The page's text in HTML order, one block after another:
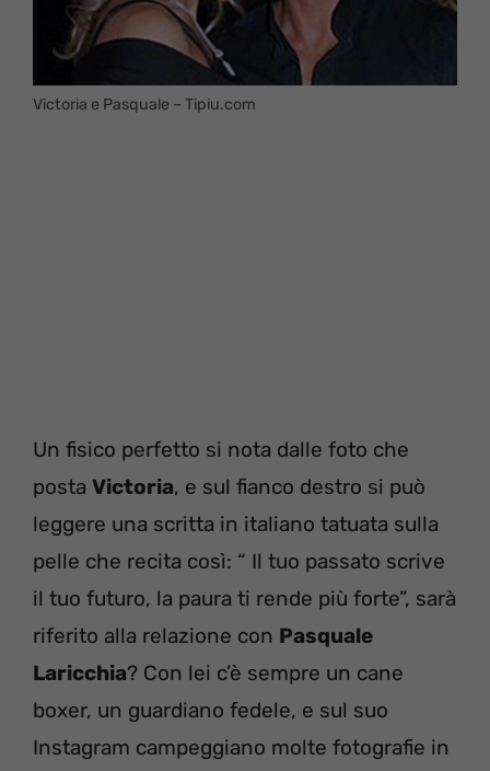
Victoria e Pasquale – Tipiu.com
Un fisico perfetto si nota dalle foto che
posta Victoria, e sul fianco destro si può
leggere una scritta in italiano tatuata sulla
pelle che recita così: “ Il tuo passato scrive
il tuo futuro, la paura ti rende più forte”, sarà
riferito alla relazione con Pasquale
Laricchia? Con lei c’è sempre un cane
boxer, un guardiano fedele, e sul suo
Instagram campeggiano molte fotografie in